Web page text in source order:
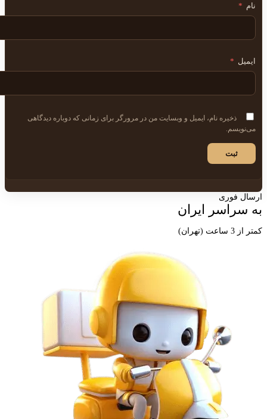
نام *
ایمیل *
ذخیره نام، ایمیل و وبسایت من در مرورگر برای زمانی که دوباره دیدگاهی
می‌نویسم.
ارسال فوری
به سراسر ایران
کمتر از 3 ساعت (تهران)